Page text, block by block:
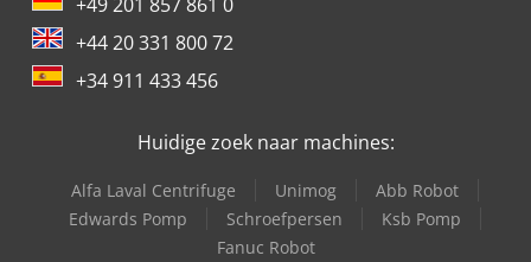
+49 201 857 861 0
+44 20 331 800 72
+34 911 433 456
Huidige zoek naar machines:
Alfa Laval Centrifuge Unimog
Abb Robot
Edwards Pomp
Schroefpersen
Ksb Pomp
Fanuc Robot